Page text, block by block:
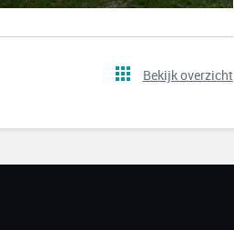
Bekijk overzicht